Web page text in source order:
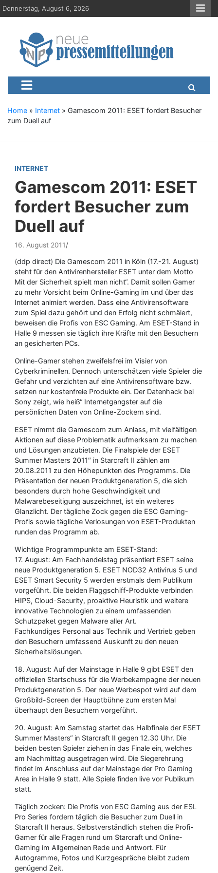
S
k
Donnerstag, August 6, 2026
Neue-
Presseportal, Nachrichten, News, Meldungen, Wirtschaft
Home » Internet » Gamescom 2011: ESET fordert Besucher
zum Duell auf
INTERNET
Gamescom 2011: ESET
fordert Besucher zum
Duell auf
16. August 2011
(ddp direct) Die Gamescom 2011 in Köln (17.-21. August)
steht für den Antivirenhersteller ESET unter dem Motto
Mit der Sicherheit spielt man nicht“. Damit sollen Gamer
zu mehr Vorsicht beim Online-Gaming im und über das
Internet animiert werden. Dass eine Antivirensoftware
zum Spiel dazu gehört und den Erfolg nicht schmälert,
beweisen die Profis von ESC Gaming. Am ESET-Stand in
Halle 9 messen sie täglich ihre Kräfte mit den Besuchern
an gesicherten PCs.
Online-Gamer stehen zweifelsfrei im Visier von
Cyberkriminellen. Dennoch unterschätzen viele Spieler die
Gefahr und verzichten auf eine Antivirensoftware bzw.
setzen nur kostenfreie Produkte ein. Der Datenhack bei
Sony zeigt, wie heiß“ Internetgangster auf die
persönlichen Daten von Online-Zockern sind.
ESET nimmt die Gamescom zum Anlass, mit vielfältigen
Aktionen auf diese Problematik aufmerksam zu machen
und Lösungen anzubieten. Die Finalspiele der ESET
Summer Masters 2011″ in Starcraft II zählen am
20.08.2011 zu den Höhepunkten des Programms. Die
Präsentation der neuen Produktgeneration 5, die sich
besonders durch hohe Geschwindigkeit und
Malwarebeseitigung auszeichnet, ist ein weiteres
Glanzlicht. Der tägliche Zock gegen die ESC Gaming-
Profis sowie tägliche Verlosungen von ESET-Produkten
runden das Programm ab.
Wichtige Programmpunkte am ESET-Stand:
17. August: Am Fachhandelstag präsentiert ESET seine
neue Produktgeneration 5. ESET NOD32 Antivirus 5 und
ESET Smart Security 5 werden erstmals dem Publikum
vorgeführt. Die beiden Flaggschiff-Produkte verbinden
HIPS, Cloud-Security, proaktive Heuristik und weitere
innovative Technologien zu einem umfassenden
Schutzpaket gegen Malware aller Art.
Fachkundiges Personal aus Technik und Vertrieb geben
den Besuchern umfassend Auskunft zu den neuen
Sicherheitslösungen.
18. August: Auf der Mainstage in Halle 9 gibt ESET den
offiziellen Startschuss für die Werbekampagne der neuen
Produktgeneration 5. Der neue Werbespot wird auf dem
Großbild-Screen der Hauptbühne zum ersten Mal
überhaupt den Besuchern vorgeführt.
20. August: Am Samstag startet das Halbfinale der ESET
Summer Masters“ in Starcraft II gegen 12.30 Uhr. Die
beiden besten Spieler ziehen in das Finale ein, welches
am Nachmittag ausgetragen wird. Die Siegerehrung
findet im Anschluss auf der Mainstage der Pro Gaming
Area in Halle 9 statt. Alle Spiele finden live vor Publikum
statt.
Täglich zocken: Die Profis von ESC Gaming aus der ESL
Pro Series fordern täglich die Besucher zum Duell in
Starcraft II heraus. Selbstverständlich stehen die Profi-
Gamer für alle Fragen rund um Starcraft und Online-
Gaming im Allgemeinen Rede und Antwort. Für
Autogramme, Fotos und Kurzgespräche bleibt zudem
genügend Zeit.